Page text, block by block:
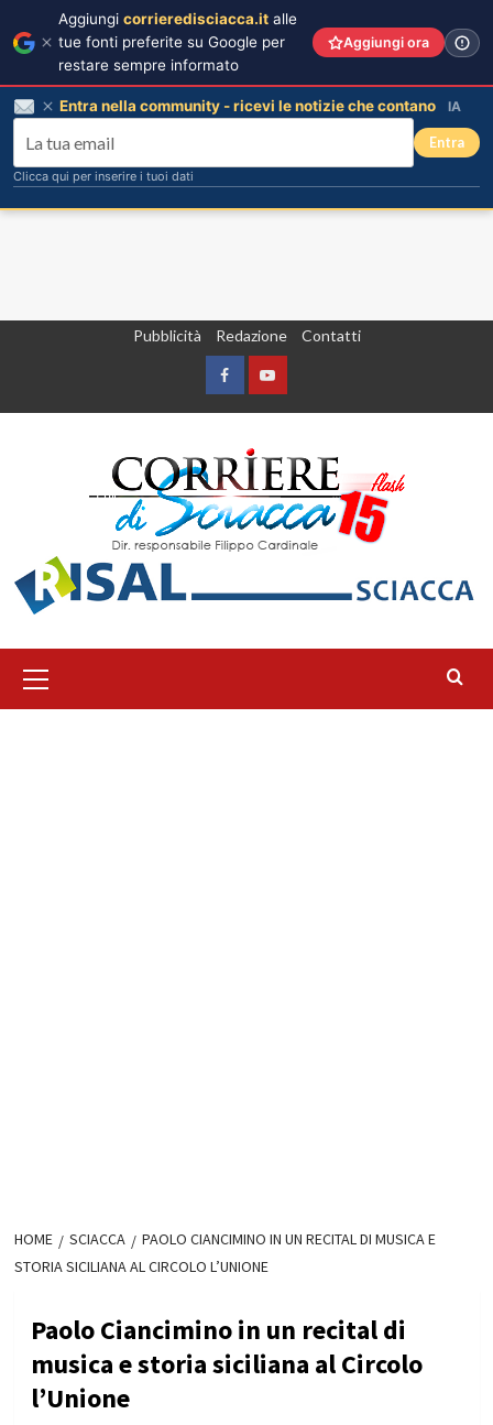
Pubblicità Redazione Contatti
FacebookYountube
principale
HOME SCIACCA
PAOLO CIANCIMINO IN UN RECITAL DI MUSICA E
STORIA SICILIANA AL CIRCOLO L’UNIONE
Paolo Ciancimino in un recital di
musica e storia siciliana al Circolo
l’Unione
Aggiungi corrieredisciacca.it alle
tue fonti preferite su Google per
restare sempre informato
Aggiungi ora
Entra nella community - ricevi le notizie che contano IA
Entra
Clicca qui per inserire i tuoi dati